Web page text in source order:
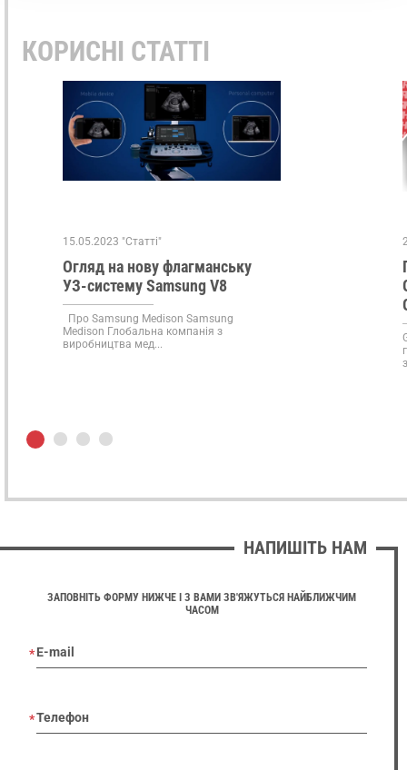
КОРИСНІ СТАТТІ
15.05.2023 "Статті"
Огляд на нову флагманську
УЗ-систему Samsung V8
Про Samsung Medison Samsung
Medison Глобальна компанія з
виробництва мед...
НАПИШІТЬ НАМ
ЗАПОВНІТЬ ФОРМУ НИЖЧЕ І З ВАМИ ЗВ'ЯЖУТЬСЯ НАЙБЛИЖЧИМ
ЧАСОМ
E-mail
Телефон